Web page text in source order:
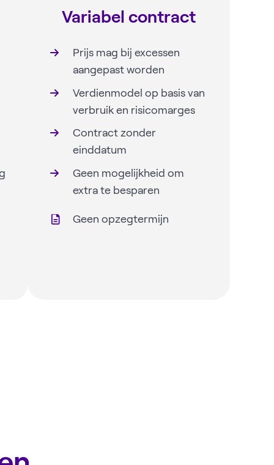
Variabel contract
Prijs mag bij excessen
aangepast worden
Verdienmodel op basis van
verbruik en risicomarges
Contract zonder
einddatum
Geen mogelijkheid om
extra te besparen
Geen opzegtermijn